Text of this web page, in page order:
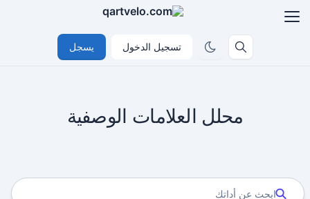
تسجيل الدخول يسجل
محلل العلامات الوصفية